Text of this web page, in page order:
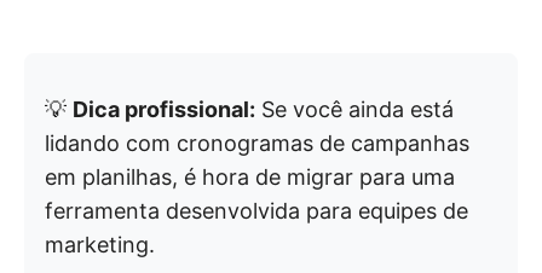
💡 Dica profissional: Se você ainda está
lidando com cronogramas de campanhas
em planilhas, é hora de migrar para uma
ferramenta desenvolvida para equipes de
marketing.